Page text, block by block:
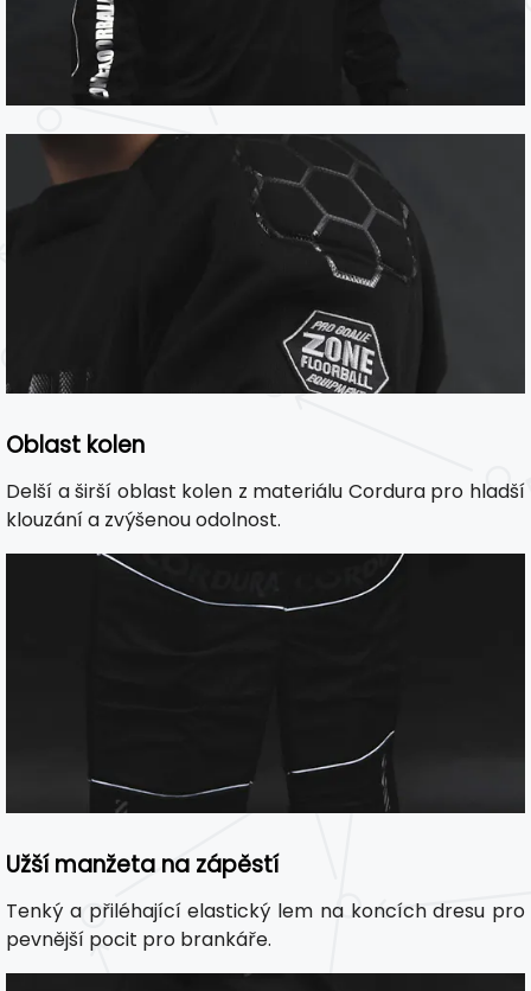
Oblast kolen
Delší a širší oblast kolen z materiálu Cordura pro hladší
klouzání a zvýšenou odolnost.
Užší manžeta na zápěstí
Tenký a přiléhající elastický lem na koncích dresu pro
pevnější pocit pro brankáře.